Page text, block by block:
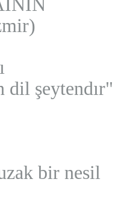
dil şeytendır"
bir nesil